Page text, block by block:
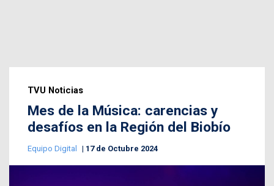
TVU Noticias
Mes de la Música: carencias y
desafíos en la Región del Biobío
Equipo Digital 17 de Octubre 2024